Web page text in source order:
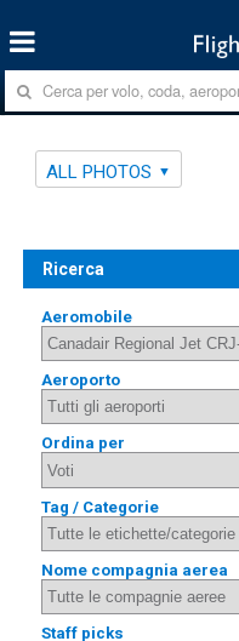
ALL PHOTOS
Ricerca
Aeromobile
Aeroporto
Ordina per
Tag / Categorie
Nome compagnia aerea
Staff picks